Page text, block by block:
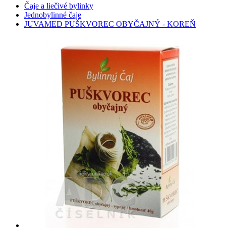
Čaje a liečivé bylinky
Jednobylinné čaje
JUVAMED PUŠKVOREC OBYČAJNÝ - KOREŇ